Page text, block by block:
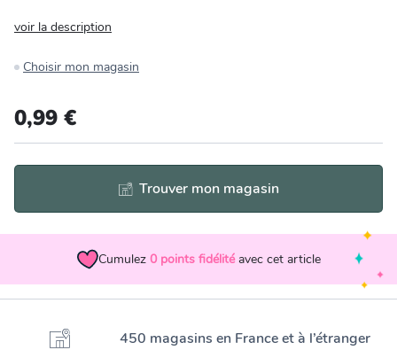
Bricolage et auto
Jardin et plein air
voir la description
Choisir mon magasin
0,99 €
Trouver mon magasin
Cumulez 0 points fidélité avec cet article
450 magasins en France et à l’étranger